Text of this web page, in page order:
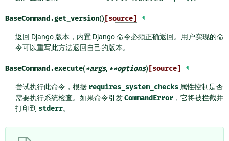
BaseCommand.get_version() [source] ¶
返回 Django 版本，内置 Django 命令必须正确返回。用户实现的命
令可以重写此方法返回自己的版本。
BaseCommand.execute(*args, **options) [source] ¶
尝试执行此命令，根据 requires_system_checks属性控制是否
需要执行系统检查。如果命令引发CommandError，它将被拦截并
打印到 stderr。